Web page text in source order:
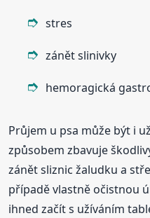
stres
zánět slinivky
hemoragická
Průjem u psa může být i
způsobem zbavuje
zánět sliznic žaludku a
případě vlastně očistnou
ihned začít s užíváním